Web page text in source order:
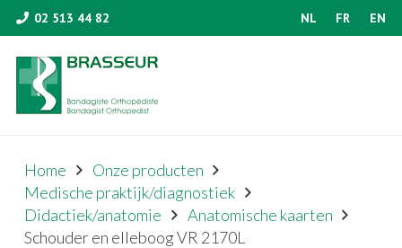
02 513 44 82 NL FR EN
Home
Onze producten
Medische praktijk/diagnostiek
Didactiek/anatomie
Anatomische kaarten
Schouder en elleboog VR 2170L